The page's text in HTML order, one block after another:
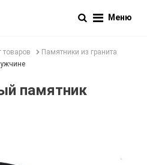
Меню
товаров
Памятники из гранита
памятник